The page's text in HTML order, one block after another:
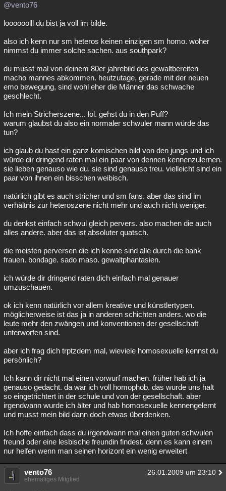
@vento76
loooooolll du bist ja voll im bilde.
also ich kenn nur sm heteros keinen einzigen sm homo. woher
nimmst du immer solche sachen. aus southpark?
du musst mal von deinem 80er jahrebild des gewaltbereiten
macho mannes abkommen. heutzutage, gerade mit der neuen
emo bewegung, sind wohl eher die Männer das schwache
geschlecht.
Ich mein Stricherszene... lol. gehst du in den Puff?
warum glaubst du also ein normaler schwuler mann würde das
tun?
ich glaub du hast ein ganz komischen bild von den jungs und ich
würde dir dringend raten mal ein paar von dennen kennenzulernen.
sie lieben genauso wie du. sie sind genauso treu. vielleicht sind ein
paar von ihnen ein bisschen weibisch.
natürlich gibt es auch stricher und sm fans. aber das sind im
verhältnis zur heteroszene nicht mehr und auch nicht weniger.
du denkst einfach schwul gleich pervers. also machen die auch
alles andere. aber das ist absoluter quatsch.
die meisten perversen die ich kenne sind alle durch die bank
frauen. bondage. sado maso. gewaltphantasien.
ich würde dir dringend raten dich einfach mal genauer
umzuschauen.
ok ich kenn natürlich vor allem kreative und künstlertypen.
möglicherweise ist das ja in anderen schichten anders. wo die
leute mehr den zwängen und konventionen der gesellschaft
unterworfen sind.
aber ich frag dich trptzdem mal, wieviele homosexuelle kennst du
persönlich?
Ich kann dir nicht mal einen vorwurf machen. früher hab ich ja
genauso gedacht. da war ich voll homophob. das wurde uns halt
so eingetrichtert in der schule und von der gesellschaft. aber
irgendwann wurde ich älter und hab homosexuelle kennengelernt
und musst mein bild dann doch etwas überdenken.
Ich hoffe einfach dass du irgendwann mal einen guten schwulen
freund oder eine lesbische freundin findest. denn es kann einem
nur helfen wenn man seinen horizont ein wenig erweitert
vento76 26.01.2009 um 23:10
ehemaliges Mitglied